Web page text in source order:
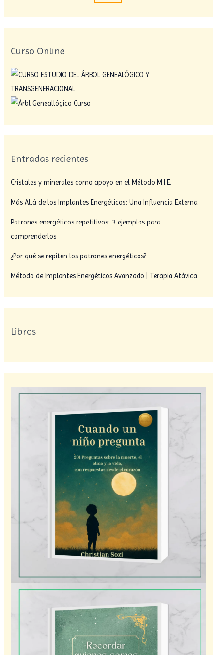
Curso Online
Entradas recientes
Cristales y minerales como apoyo en el Método M.I.E.
Más Allá de los Implantes Energéticos: Una Influencia Externa
Patrones energéticos repetitivos: 3 ejemplos para
comprenderlos
¿Por qué se repiten los patrones energéticos?
Método de Implantes Energéticos Avanzado | Terapia Atávica
Libros